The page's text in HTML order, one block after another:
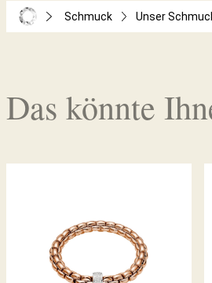
Schmuck Unser
Das könnte
FLEX’IT ARMBAND EKA
KOLLEKTION